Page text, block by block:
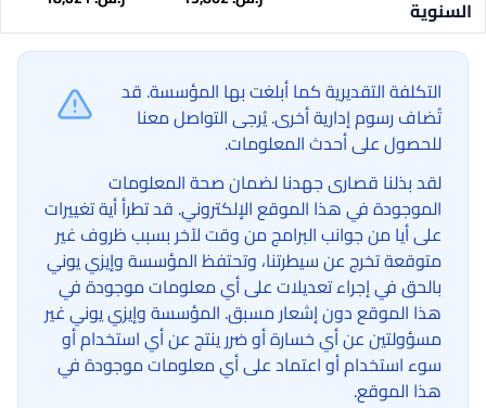
السنوية
التكلفة التقديرية كما أبلغت بها المؤسسة. قد
تُضاف رسوم إدارية أخرى. يُرجى التواصل معنا
للحصول على أحدث المعلومات.
لقد بذلنا قصارى جهدنا لضمان صحة المعلومات
الموجودة في هذا الموقع الإلكتروني. قد تطرأ أية تغييرات
على أيا من جوانب البرامج من وقت لآخر بسبب ظروف غير
متوقعة تخرج عن سيطرتنا، وتحتفظ المؤسسة وإيزي يوني
بالحق في إجراء تعديلات على أي معلومات موجودة في
هذا الموقع دون إشعار مسبق. المؤسسة وإيزي يوني غير
مسؤولتين عن أي خسارة أو ضرر ينتج عن أي استخدام أو
سوء استخدام أو اعتماد على أي معلومات موجودة في
هذا الموقع.